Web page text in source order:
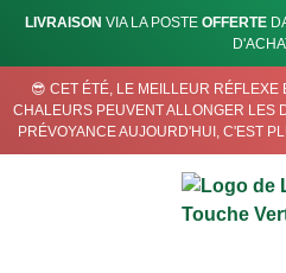
LIVRAISON VIA LA POSTE OFFERTE
😎 CET ÉTÉ, LE MEILLEUR RÉFLEXE
CHALEURS PEUVENT ALLONGER LES
PRÉVOYANCE AUJOURD'HUI, C'EST